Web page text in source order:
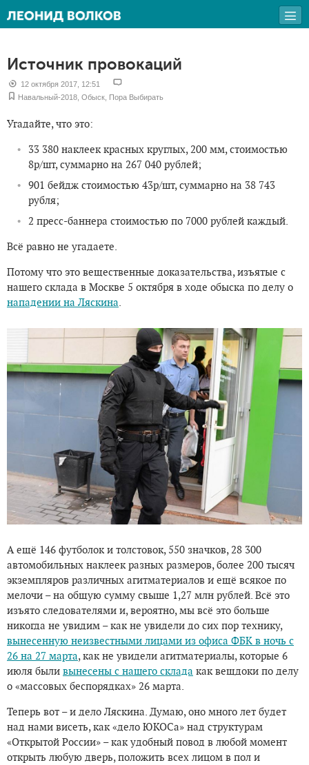
Источник провокаций
12 октября 2017, 12:51
Навальный-2018 Обыск Пора Выбирать
Угадайте, что это:
33 380 наклеек красных круглых, 200 мм, стоимостью
8р/шт, суммарно на 267 040 рублей;
901 бейдж стоимостью 43р/шт, суммарно на 38 743
рубля;
2 пресс-баннера стоимостью по 7000 рублей каждый.
Всё равно не угадаете.
Потому что это вещественные доказательства, изъятые с
нашего склада в Москве 5 октября в ходе обыска по делу о
нападении на Ляскина.
А ещё 146 футболок и толстовок, 550 значков, 28 300
автомобильных наклеек разных размеров, более 200 тысяч
экземпляров различных агитматериалов и ещё всякое по
мелочи – на общую сумму свыше 1,27 млн рублей. Всё это
изъято следователями и, вероятно, мы всё это больше
никогда не увидим – как не увидели до сих пор технику,
вынесенную неизвестными лицами из офиса ФБК в ночь с
26 на 27 марта, как не увидели агитматериалы, которые 6
июля были вынесены с нашего склада как вещдоки по делу
о «массовых беспорядках» 26 марта.
Теперь вот – и дело Ляскина. Думаю, оно много лет будет
над нами висеть, как «дело ЮКОСа» над структурам
«Открытой России» – как удобный повод в любой момент
открыть любую дверь, положить всех лицом в пол и